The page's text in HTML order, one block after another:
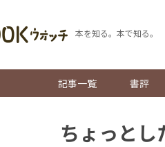
本を知る。本で知る。
記事一覧 書評
ちょっとし